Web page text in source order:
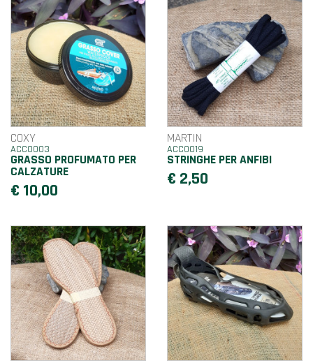
COXY
ACC0003
GRASSO PROFUMATO PER
CALZATURE
€ 10,00
MARTIN
ACC0019
STRINGHE PER ANFIBI
€ 2,50